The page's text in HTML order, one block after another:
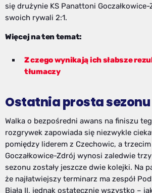
się drużynie KS Panattoni Goczałkowice-
swoich rywali 2:1.
Więcej na ten temat:
Z czego wynikają ich słabsze
tłumaczy
Ostatnia prosta sezonu
Walka o bezpośredni awans na finiszu
rozgrywek zapowiada się niezwykle
pomiędzy liderem z Czechowic, a
Goczałkowice-Zdrój wynosi zaledwie
sezonu zostały jeszcze dwie kolejki. Na
że najłatwiejszy terminarz ma zespół
Biała II, jednak ostatecznie wszystko –